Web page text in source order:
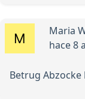
Maria
hace 8
Betrug